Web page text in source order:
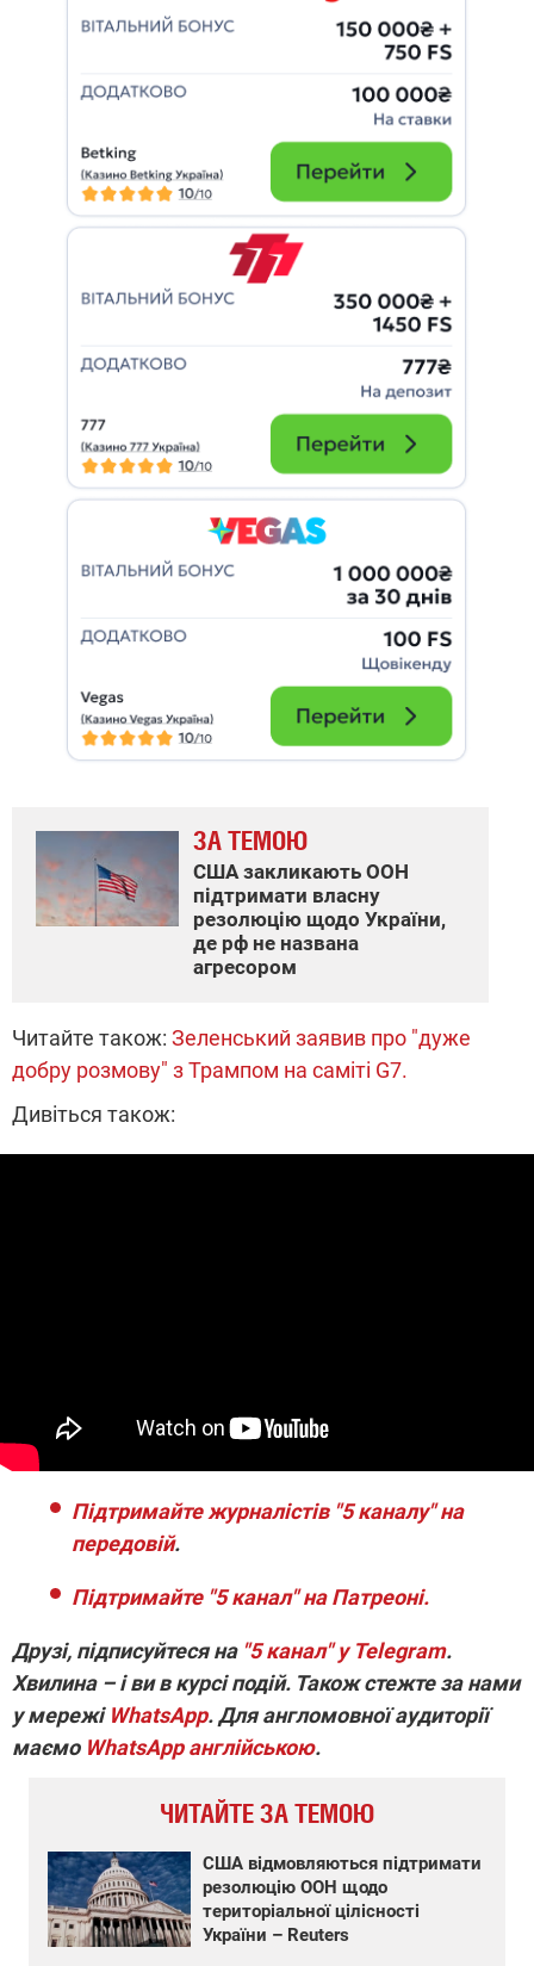
ЗА ТЕМОЮ
США закликають ООН
підтримати власну
резолюцію щодо України,
де рф не названа
агресором
Читайте також: Зеленський заявив про "дуже
добру розмову" з Трампом на саміті G7.
Дивіться також:
Підтримайте журналістів "5 каналу" на
передовій.
Підтримайте "5 канал" на Патреоні.
Друзі, підписуйтеся на "5 канал" у Telegram.
Хвилина – і ви в курсі подій. Також стежте за нами
у мережі WhatsApp. Для англомовної аудиторії
маємо WhatsApp англійською.
ЧИТАЙТЕ ЗА ТЕМОЮ
США відмовляються підтримати
резолюцію ООН щодо
територіальної цілісності
України – Reuters